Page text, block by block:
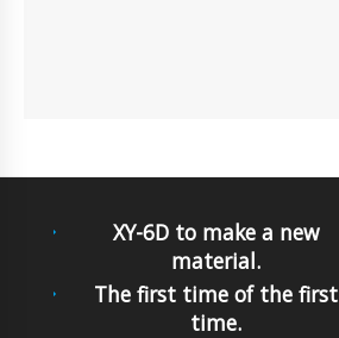
XY-6D to make a new
material.
The first time of the first
time.